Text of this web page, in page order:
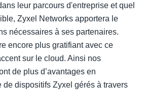
leur parcours d'entreprise et quel
Zyxel Networks apportera le
nécessaires à ses partenaires.
encore plus gratifiant avec ce
sur le cloud. Ainsi nos
de plus d’avantages en
de dispositifs Zyxel gérés à travers